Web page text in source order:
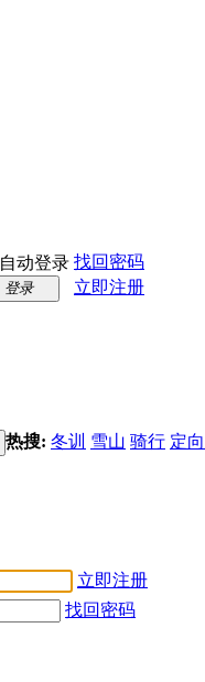
自动登录 找回密码
登录
立即注册
热搜: 冬训 雪山 骑行 定
立即注册
找回密码